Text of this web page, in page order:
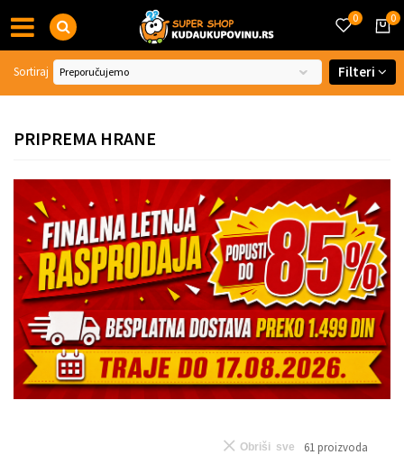
0
0
PRIPREMA HRANE
Sortiraj Filteri
61 proizvoda
Obriši sve